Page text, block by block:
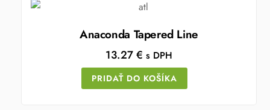
Anaconda Tapered Line
13.27€ s DPH
PRIDAŤ DO KOŠÍKA